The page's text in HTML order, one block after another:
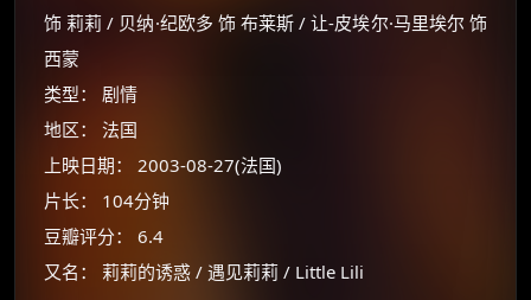
饰 莉莉 / 贝纳·纪欧多 饰 布莱斯 / 让-皮埃尔·马里埃尔 饰
西蒙
类型： 剧情
地区： 法国
上映日期： 2003-08-27(法国)
片长： 104分钟
豆瓣评分： 6.4
又名： 莉莉的诱惑 / 遇见莉莉 / Little Lili